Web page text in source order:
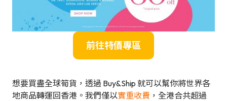
前往特價專區
想要買盡全球筍貨，透過 Buy&Ship 就可以幫你將世界各
地商品轉運回香港。我們僅以實重收費 ，全港合共超過